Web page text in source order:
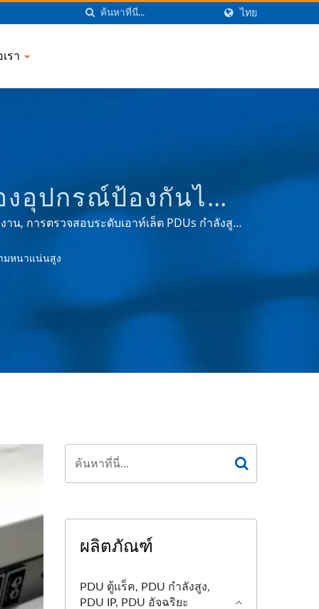
ไทย
รา
งอุปกรณ์ป้องกันไฟ
ง, ที่ชาร์จ USB,
COMPANY
น, การตรวจสอบระดับเอาท์เล็ต PDUs กำลังสูง
มีการตรวจสอบที่ปลอดภัย SNMPv1/v2c/v3,
ยพลังงานมีประสิทธิภาพสูงสุดสำหรับศูนย์ข้อมูล
มหนาแน่นสูง
ผลิตภัณฑ์
PDU ตู้แร็ค, PDU กำลังสูง,
PDU IP, PDU อัจฉริยะ